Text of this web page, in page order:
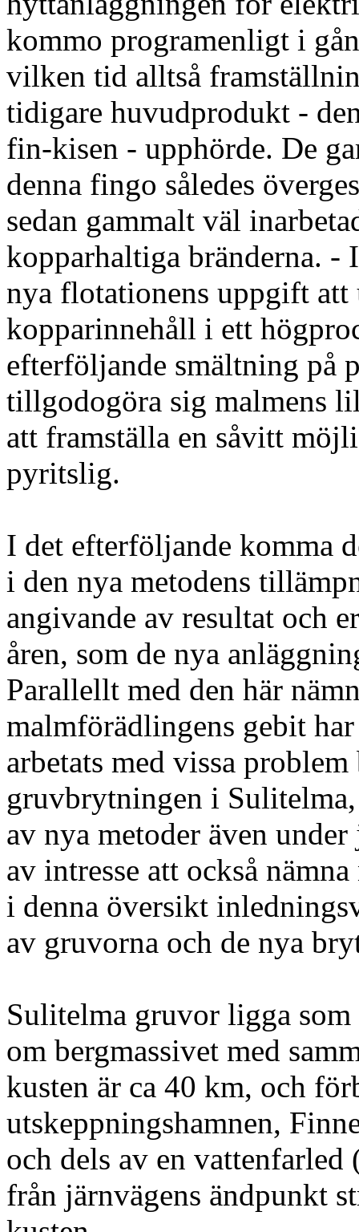
kommo programenligt i
vilken tid alltså
tidigare huvudprodukt -
fin-kisen - upphörde. De
denna fingo således
sedan gammalt väl
kopparhaltiga bränderna. -
nya flotationens uppgift att
kopparinnehåll i ett
efterföljande smältning på
tillgodogöra sig malmens
att framställa en såvitt
pyritslig.
I det efterföljande komma
i den nya metodens
angivande av resultat och
åren, som de nya
Parallellt med den här
malmförädlingens gebit
arbetats med vissa
gruvbrytningen i
av nya metoder även
av intresse att också
i denna översikt
av gruvorna och de nya
Sulitelma gruvor ligga som
om bergmassivet med
kusten är ca 40 km, och
utskeppningshamnen,
och dels av en vattenfarled
från järnvägens ändpunkt